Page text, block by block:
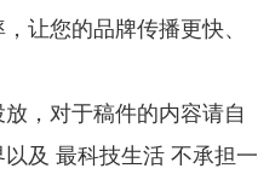
让您的品牌传播更快、
，对于稿件的内容请自
及 最科技生活 不承担一